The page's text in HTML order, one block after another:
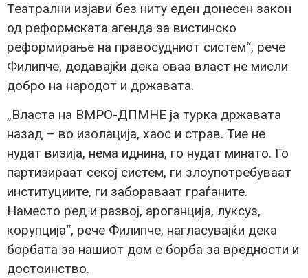
Театрални изјави без ниту еден донесен закон
од реформската агенда за вистинско
реформирање на правосудниот систем“, рече
Филипче, додавајќи дека оваа власт не мисли
добро на народот и државата.
„Власта на ВМРО-ДПМНЕ ја турка државата
назад – во изолација, хаос и страв. Тие не
нудат визија, нема иднина, го нудат минато. Го
партизираат секој систем, ги злоупотребуваат
институциите, ги забораваат граѓаните.
Наместо ред и развој, ароганција, луксуз,
корупција“, рече Филипче, нагласувајќи дека
борбата за нашиот дом е борба за вредности и
достоинство.